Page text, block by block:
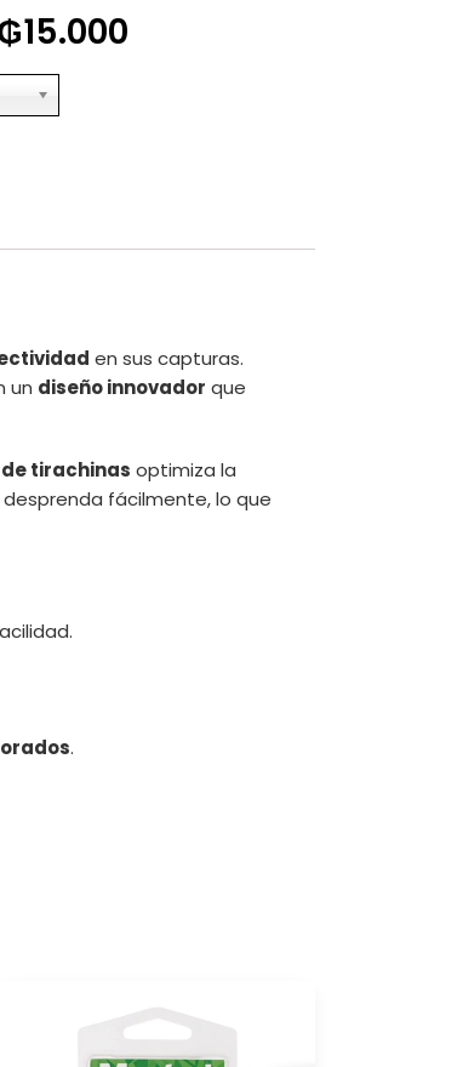
15.000
en sus capturas.
un diseño innovador que
tirachinas optimiza la
fácilmente, lo que
.